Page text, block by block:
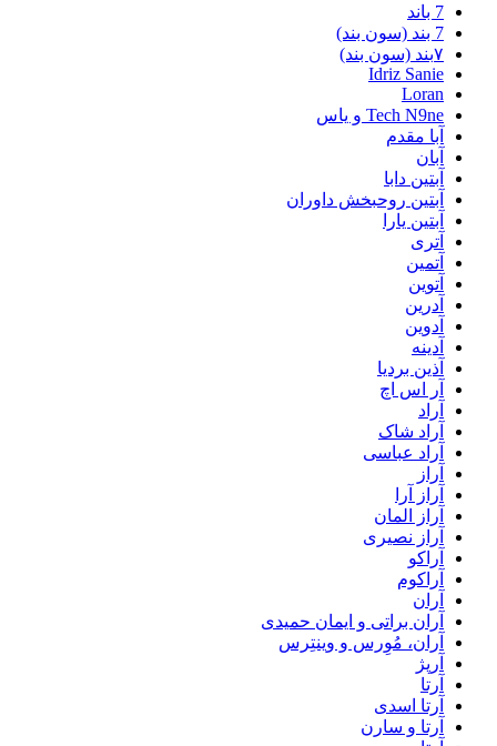
7 باند
7 بند (سون بند)
۷بند (سون بند)
Idriz Sanie
Loran
Tech N9ne و یاس
آبا مقدم
آبان
آبتین دابا
آبتین روحبخش داوران
آبتین یارا
آتری
آتمین
آتوین
آدرین
آدوین
آدینه
آذین بردیا
آر اس اچ
آراد
آراد شاک
آراد عباسی
آراز
آراز آرا
آراز المان
آراز نصیری
آراکو
آراکوم
آران
آران براتی و ایمان حمیدی
آران، مُوِرس و وینتِرس
آرپژ
آرتا
آرتا اسدی
آرتا و سارن